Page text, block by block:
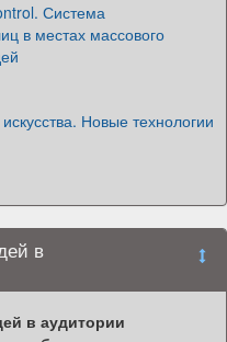
Система
в местах массового
Новые технологии
в
в аудитории